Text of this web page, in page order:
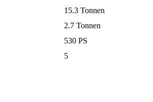
15.3 Tonnen
2.7 Tonnen
530 PS
5